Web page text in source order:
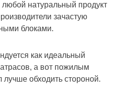
любой натуральный продукт
зачастую
блоками.
как идеальный
а вот пожилым
обходить стороной.